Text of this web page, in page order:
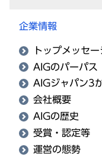
企業情報
トップメッセー
AIGのパーパス
AIGジャパン3
会社概要
AIGの歴史
受賞・認定等
運営の態勢